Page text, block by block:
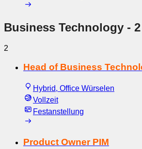
Business Technology -
2
Head of Business
Hybrid, Office Würselen
Vollzeit
Festanstellung
Product Owner PIM